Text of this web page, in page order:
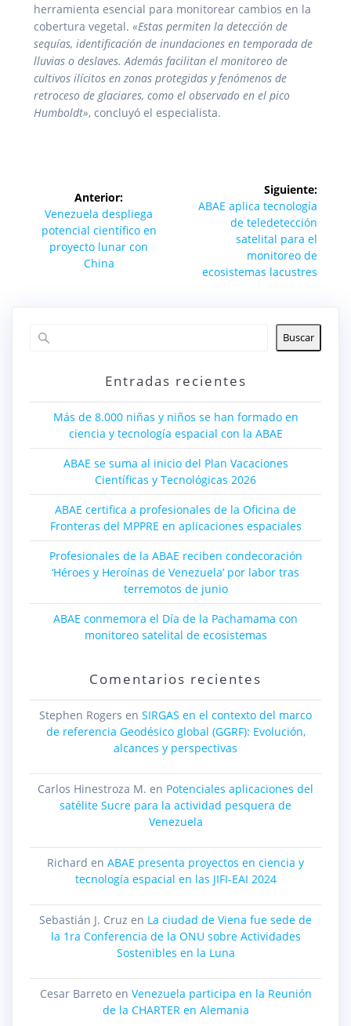
herramienta esencial para monitorear cambios en la
cobertura vegetal. «Estas permiten la detección de
sequías, identificación de inundaciones en temporada de
lluvias o deslaves. Además facilitan el monitoreo de
cultivos ilícitos en zonas protegidas y fenómenos de
retroceso de glaciares, como el observado en el pico
Humboldt», concluyó el especialista.
entradas
Anterior:
Entrada
anterior:
Venezuela despliega
potencial científico en
proyecto lunar con
China
Siguiente:
Siguiente
entrada:
ABAE aplica tecnología
de teledetección
satelital para el
monitoreo de
ecosistemas lacustres
Buscar
Entradas recientes
Más de 8.000 niñas y niños se han formado en
ciencia y tecnología espacial con la ABAE
ABAE se suma al inicio del Plan Vacaciones
Científicas y Tecnológicas 2026
ABAE certifica a profesionales de la Oficina de
Fronteras del MPPRE en aplicaciones espaciales
Profesionales de la ABAE reciben condecoración
‘Héroes y Heroínas de Venezuela’ por labor tras
terremotos de junio
ABAE conmemora el Día de la Pachamama con
monitoreo satelital de ecosistemas
Comentarios recientes
Stephen Rogers en SIRGAS en el contexto del marco
de referencia Geodésico global (GGRF): Evolución,
alcances y perspectivas
Carlos Hinestroza M. en Potenciales aplicaciones del
satélite Sucre para la actividad pesquera de
Venezuela
Richard en ABAE presenta proyectos en ciencia y
tecnología espacial en las JIFI-EAI 2024
Sebastián J. Cruz en La ciudad de Viena fue sede de
la 1ra Conferencia de la ONU sobre Actividades
Sostenibles en la Luna
Cesar Barretoen Venezuela participa en la Reunión
de la CHARTER en Alemania